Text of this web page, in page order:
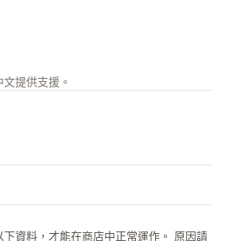
提供支援。
資料，才能在商店中正常運作。 原因請